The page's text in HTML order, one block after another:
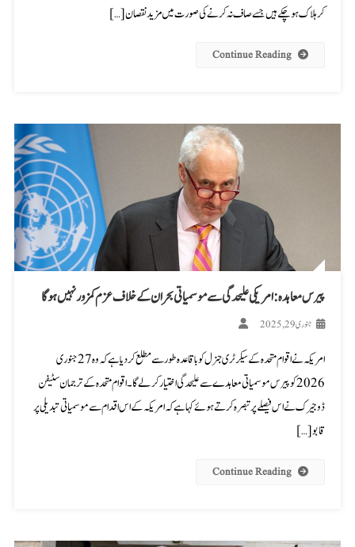
کر ہلاک ہو چکے ہیں جسے صاف نہ کرنے کی صورت میں مزید نقصان […]
Continue Reading
پیرس معاہدہ: امریکی علیحدگی سے موسمیاتی بحران کے خلاف عزم کمزور نہیں ہوگا
جنوری 29, 2025
امریکہ نے اقوام متحدہ کے سیکرٹری جنرل کو باقاعدہ طور سے مطلع کر دیا ہے کہ وہ 27 جنوری
2026 کو پیرس موسمیاتی معاہدے سے علیحدگی اختیار کر لے گا۔ اقوام متحدہ کے ترجمان سٹیفن
ڈوجیرک نے اس فیصلے پر تبصرہ کرتے ہوئے کہا ہے کہ امریکہ کے اس اقدام سے موسمیاتی تبدیلی پر
قابو […]
Continue Reading